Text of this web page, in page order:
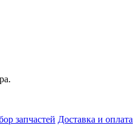
запчастей Доставка и оплата